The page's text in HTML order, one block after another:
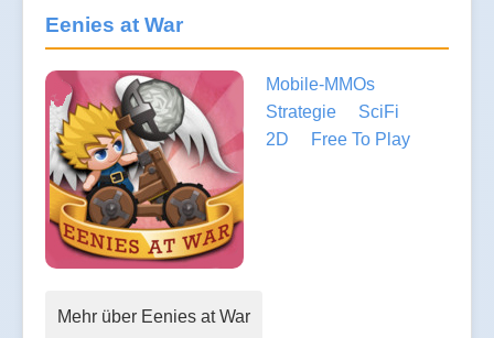
Eenies at War
Mobile-MMOs
Strategie
SciFi
2D
Free To Play
Mehr über Eenies at War